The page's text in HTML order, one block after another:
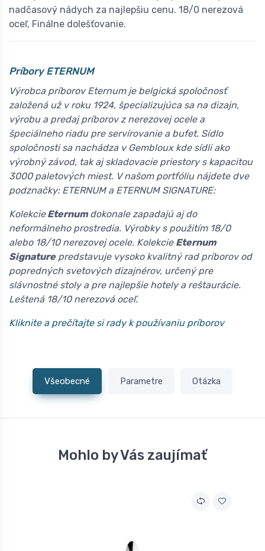
nadčasový nádych za najlepšiu cenu. 18/0 nerezová
oceľ, Finálne dolešťovanie.
Príbory ETERNUM
Výrobca príborov Eternum je belgická spoločnosť
založená už v roku 1924, špecializujúca sa na dizajn,
výrobu a predaj príborov z nerezovej ocele a
špeciálneho riadu pre servírovanie a bufet. Sídlo
spoločnosti sa nachádza v Gembloux kde sídli ako
výrobný závod, tak aj skladovacie priestory s kapacitou
3000 paletových miest. V našom portfóliu nájdete dve
podznačky: ETERNUM a ETERNUM SIGNATURE:
KolekcieEternumdokonale zapadajú aj do
neformálneho prostredia. Výrobky s použitím 18/0
alebo 18/10 nerezovej ocele. Kolekcie Eternum
Signaturepredstavuje vysoko kvalitný rad príborov od
popredných svetových dizajnérov, určený pre
slávnostné stoly a pre najlepšie hotely a reštaurácie.
Leštená 18/10 nerezová oceľ.
Kliknite a prečítajte si rady k používaniu príborov
Všeobecné Parametre Otázka
Mohlo by Vás zaujímať